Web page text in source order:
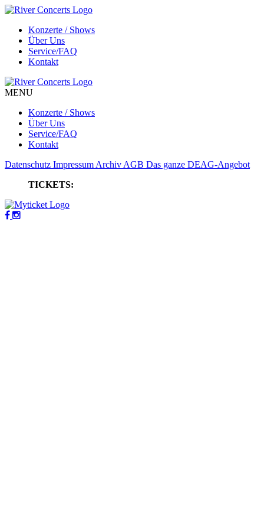
Konzerte / Shows
Über Uns
Service/FAQ
Kontakt
MENU
Konzerte / Shows
Über Uns
Service/FAQ
Kontakt
Datenschutz Impressum Archiv AGB Das ganze DEAG-Angebot
TICKETS: